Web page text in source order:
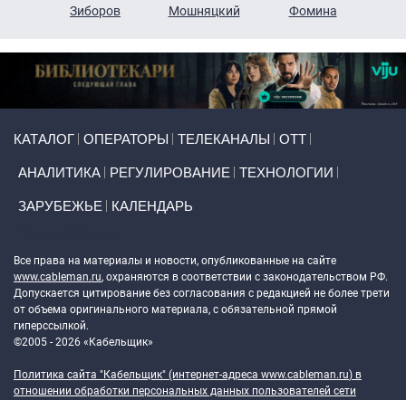
Зиборов
Мошняцкий
Фомина
КАТАЛОГ ОПЕРАТОРЫ ТЕЛЕКАНАЛЫ ОТТ
АНАЛИТИКА РЕГУЛИРОВАНИЕ ТЕХНОЛОГИИ
ЗАРУБЕЖЬЕ КАЛЕНДАРЬ
Все права на материалы и новости, опубликованные на сайте
www.cableman.ru, охраняются в соответствии с законодательством РФ.
Допускается цитирование без согласования с редакцией не более трети
от объема оригинального материала, с обязательной прямой
гиперссылкой.
©2005 - 2026 «Кабельщик»
Политика сайта "Кабельщик" (интернет-адреса www.cableman.ru) в
отношении обработки персональных данных пользователей сети